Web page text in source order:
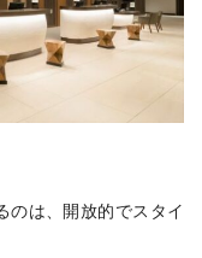
のは、開放的でスタイ